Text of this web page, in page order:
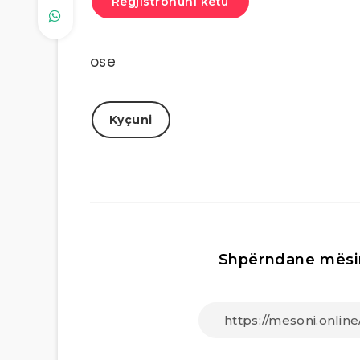
ose
Kyçuni
Shpërndane